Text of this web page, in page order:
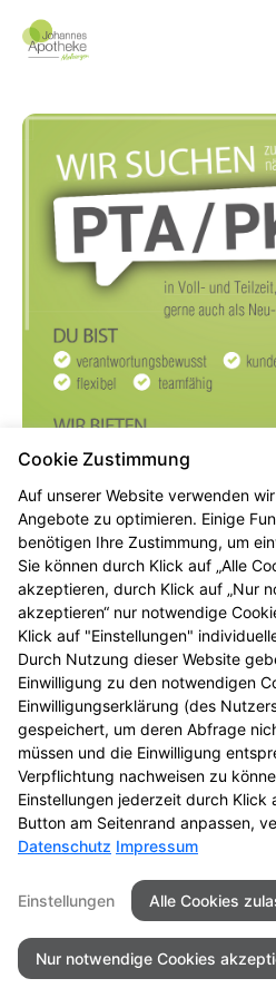
Seitenübersicht
Datenschutz
© 2026
Cookie Zustimmung
Auf unserer Website verwenden
Angebote zu optimieren. Einige
benötigen Ihre Zustimmung, um
Sie können durch Klick auf „Alle
akzeptieren, durch Klick auf „Nur
akzeptieren“ nur notwendige
Klick auf "Einstellungen"
Durch Nutzung dieser Website
Einwilligung zu den notwendigen
Einwilligungserklärung (des
gespeichert, um deren Abfrage
müssen und die Einwilligung
Verpflichtung nachweisen zu
Einstellungen jederzeit durch Klick
Button am Seitenrand anpassen,
Datenschutz Impressum
Einstellungen Alle Cookies
Nur notwendige Cookies